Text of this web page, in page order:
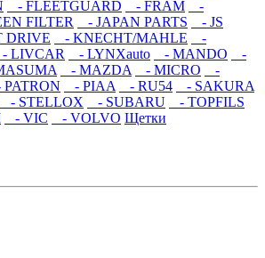
- FLEETGUARD - FRAM
-
FILTER - JAPAN PARTS
- JS
DRIVE - KNECHT/MAHLE
-
- LIVCAR - LYNXauto - MANDO
-
- MAZDA - MICRO
-
- PIAA - RU54
- SAKURA
- STELLOX - SUBARU
- TOPFILS
- VIC - VOLVO Щетки